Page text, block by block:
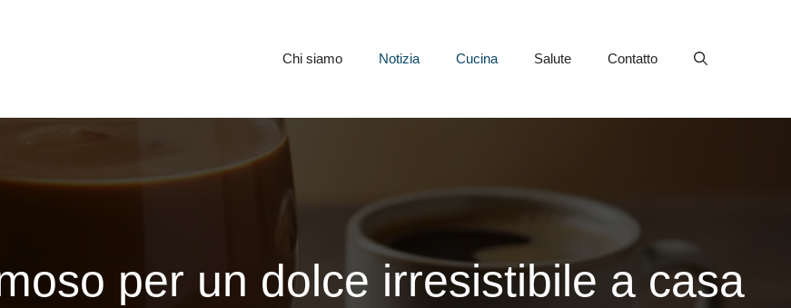
Chi siamo Notizia Cucina Salute Contatto
per un dolce irresistibile a casa